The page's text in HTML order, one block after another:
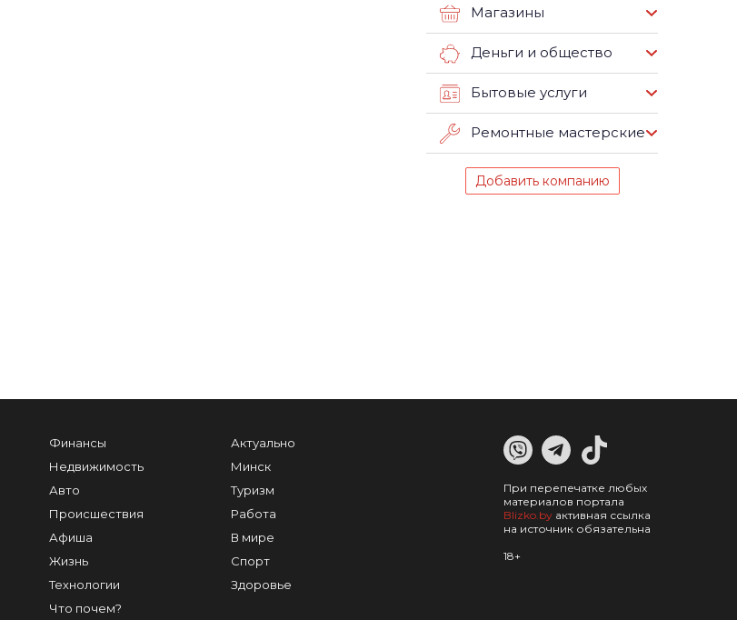
Магазины
Деньги и общество
Бытовые услуги
Ремонтные мастерские
Добавить компанию
Финансы
Недвижимость
Авто
Происшествия
Афиша
Жизнь
Технологии
Что почем?
Актуально
Минск
Туризм
Работа
В мире
Спорт
Здоровье
При перепечатке любых
материалов портала
Blizko.by активная ссылка
на источник обязательна
18+